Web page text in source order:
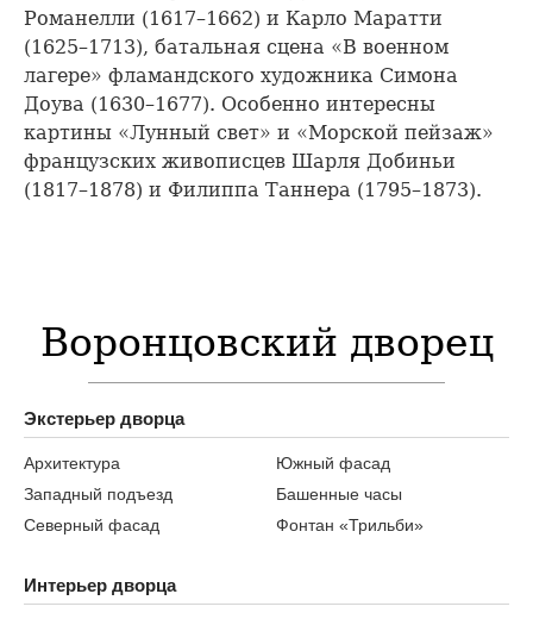
Романелли (1617–1662) и Карло Маратти
(1625–1713), батальная сцена «В военном
лагере» фламандского художника Симона
Доува (1630–1677). Особенно интересны
картины «Лунный свет» и «Морской пейзаж»
французских живописцев Шарля Добиньи
(1817–1878) и Филиппа Таннера (1795–1873).
Воронцовский дворец
Экстерьер дворца
Архитектура
Западный подъезд
Северный фасад
Южный фасад
Башенные часы
Фонтан «Трильби»
Интерьер дворца